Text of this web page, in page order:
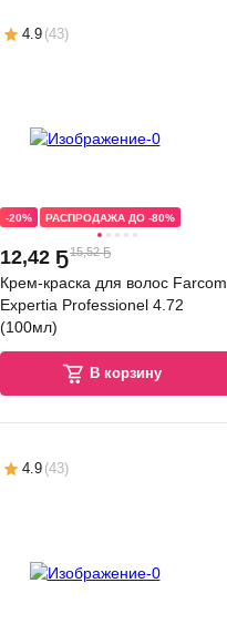
4.9 (43)
-20% РАСПРОДАЖА ДО -80%
12,42 Ҕ15,52 Ҕ
Крем-краска для волос Farcom
Expertia Professionel 4.72
(100мл)
В корзину
4.9 (43)